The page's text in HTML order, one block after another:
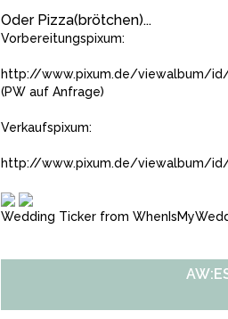
Oder Pizza(brötchen)...
Vorbereitungspixum:
http://www.pixum.de/viewalbum/
(PW auf Anfrage)
Verkaufspixum:
http://www.pixum.de/viewalbum/id/
Wedding Ticker from